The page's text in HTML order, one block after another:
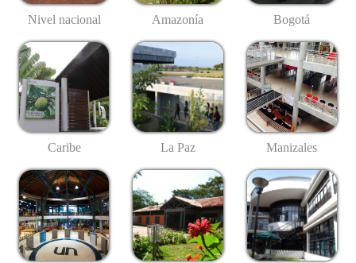
Nivel nacional Amazonía Bogotá
Caribe La Paz Manizales